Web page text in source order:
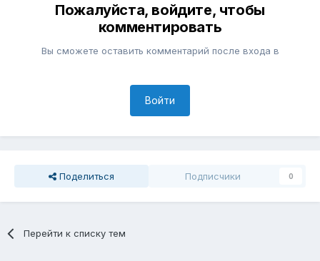
Пожалуйста, войдите, чтобы
комментировать
Вы сможете оставить комментарий после входа в
Войти
Поделиться Подписчики 0
Перейти к списку тем